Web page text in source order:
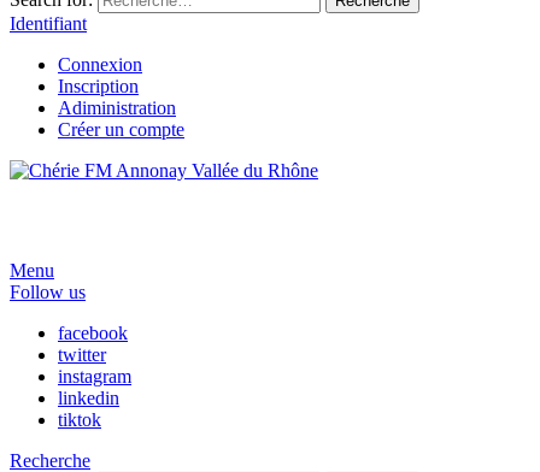
Identifiant
Connexion
Inscription
Adiministration
Créer un compte
Menu
Follow us
facebook
twitter
instagram
linkedin
tiktok
Recherche